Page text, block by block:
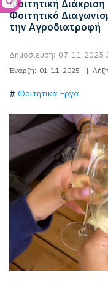
Φοιτητική
Φοιτητικό
την Αγροδιατροφή
Δημοσίευση: 07-11-2025
Έναρξη: 01-11-2025 |
Φοιτητικά Έργα